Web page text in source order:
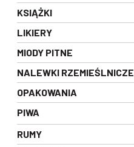
KSIĄŻKI
LIKIERY
MIODY PITNE
NALEWKI RZEMIEŚLNICZE
OPAKOWANIA
PIWA
RUMY